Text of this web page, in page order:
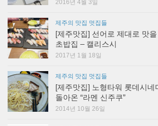
2016년 4월 3일
제주의 맛집 멋집들
[제주맛집] 선어로 제대로 맛
초밥집 – 캘리스시
2017년 1월 18일
제주의 맛집 멋집들
[제주맛집] 노형타워 롯데시네
돌아온 “라멘 신주쿠”
2014년 10월 26일